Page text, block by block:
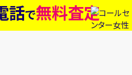
話で無料査定